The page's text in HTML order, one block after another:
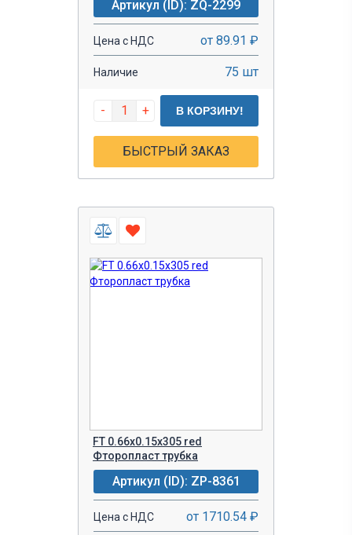
Артикул (ID): ZQ-2299
Цена с НДС от 89.91 ₽
Наличие 75 шт
- + В КОРЗИНУ!
БЫСТРЫЙ ЗАКАЗ
FT 0.66x0.15x305 red
Фторопласт трубка
Артикул (ID): ZP-8361
Цена с НДС от 1710.54 ₽